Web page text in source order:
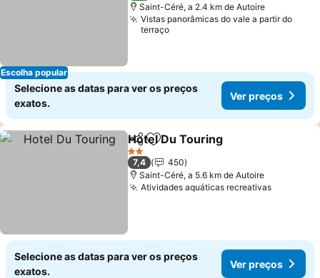
Escolha popular
Saint-Céré, a 2.4 km de Autoire
Vistas panorâmicas do vale a partir do
terraço
Selecione as datas para ver os preços
exatos.
Ver preços
PartilharAdicionar aos favoritos
Hotel Du Touring
2 Estrelas
7,4
450
Saint-Céré, a 5.6 km de Autoire
Atividades aquáticas recreativasVer
Selecione as datas para ver os preços
exatos.
Ver preços